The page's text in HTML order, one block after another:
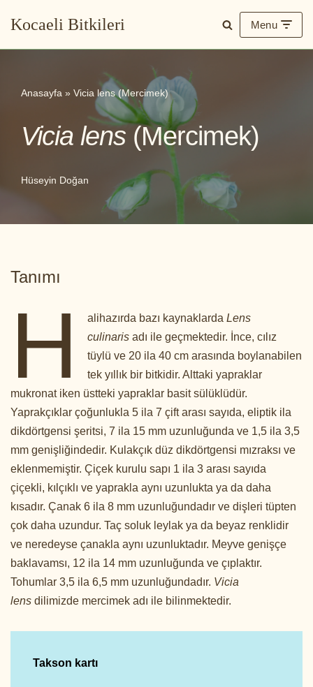
Kocaeli Bitkileri Menu
Anasayfa » Vicia lens (Mercimek)
Vicia lens (Mercimek)
Hüseyin Doğan
Tanımı
H alihazırda bazı kaynaklardaLens
culinaris adı ile geçmektedir. İnce, cılız
tüylü ve 20 ila 40 cm arasında boylanabilen
tek yıllık bir bitkidir. Alttaki yapraklar
mukronat iken üstteki yapraklar basit sülüklüdür.
Yaprakçıklar çoğunlukla 5 ila 7 çift arası sayıda, eliptik ila
dikdörtgensi şeritsi, 7 ila 15 mm uzunluğunda ve 1,5 ila 3,5
mm genişliğindedir. Kulakçık düz dikdörtgensi mızraksı ve
eklenmemiştir. Çiçek kurulu sapı 1 ila 3 arası sayıda
çiçekli, kılçıklı ve yaprakla aynı uzunlukta ya da daha
kısadır. Çanak 6 ila 8 mm uzunluğundadır ve dişleri tüpten
çok daha uzundur. Taç soluk leylak ya da beyaz renklidir
ve neredeyse çanakla aynı uzunluktadır. Meyve genişçe
baklavamsı, 12 ila 14 mm uzunluğunda ve çıplaktır.
Tohumlar 3,5 ila 6,5 mm uzunluğundadır. Vicia
lens dilimizde mercimek adı ile bilinmektedir.
Takson kartı